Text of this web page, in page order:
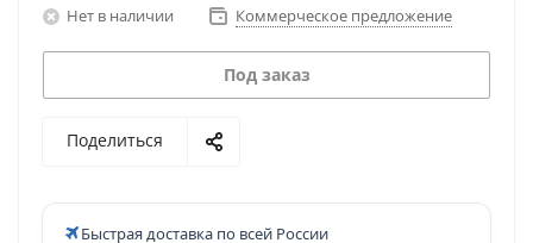
Нет в наличии Коммерческое предложение
Под заказ
Поделиться
Быстрая доставка по всей России